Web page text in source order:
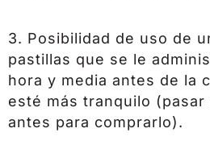
3. Posibilidad de uso de
pastillas que se le
hora y media antes de la
esté más tranquilo (pasar
antes para comprarlo).